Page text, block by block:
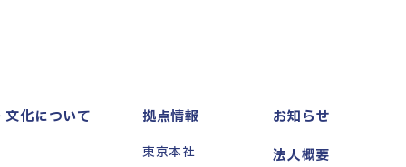
文化について 拠点情報
東京本社
お知らせ
法人概要